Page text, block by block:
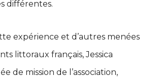
différentes.
expérience et d’autres menées
littoraux français, Jessica
de mission de l’association,